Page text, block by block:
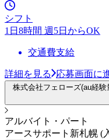
シフト
1日8時間 週5日からOK
交通費支給
詳細を見る 応募画面に
株式会社フェローズ(au経
アルバイト・パート
アースサポート新札幌 (